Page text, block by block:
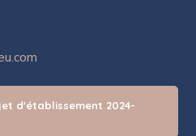
d'établissement 2024-